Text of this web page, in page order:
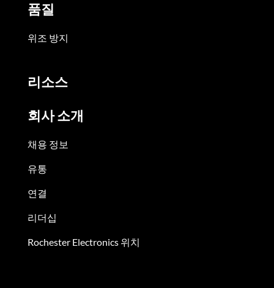
품질
위조 방지
리소스
회사 소개
채용 정보
유통
연결
리더십
Rochester Electronics 위치